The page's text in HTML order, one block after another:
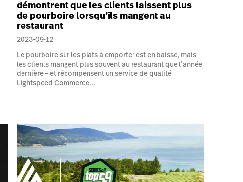
démontrent que les clients laissent plus
de pourboire lorsqu’ils mangent au
restaurant
2023-09-12
Le pourboire sur les plats à emporter est en baisse, mais
les clients mangent plus souvent au restaurant que l’année
dernière – et récompensent un service de qualité
Lightspeed Commerce...